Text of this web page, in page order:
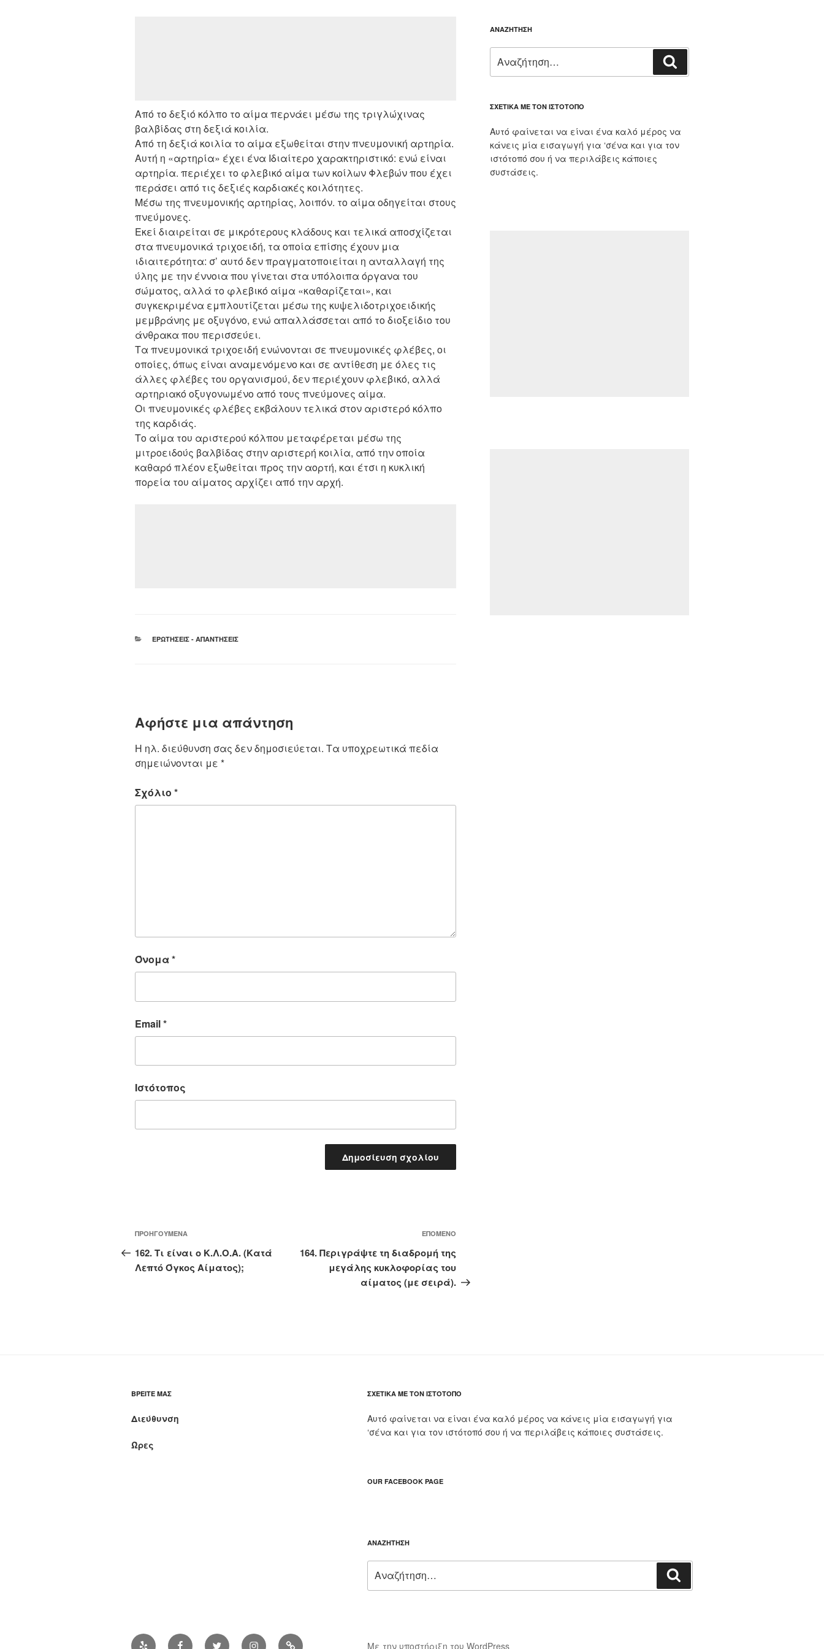
Από το δεξιό κόλπο το αίμα περνάει μέσω της τριγλώχινας
βαλβίδας στη δεξιά κοιλία.
Από τη δεξιά κοιλία το αίμα εξωθείται στην πνευμονική αρτηρία.
Αυτή η «αρτηρία» έχει ένα Ιδιαίτερο χαρακτηριστικό: ενώ είναι
αρτηρία. περιέχει το φλεβικό αίμα των κοίλων Φλεβών που έχει
περάσει από τις δεξιές καρδιακές κοιλότητες.
Μέσω της πνευμονικής αρτηρίας, λοιπόν. το αίμα οδηγείται στους
πνεύμονες.
Εκεί διαιρείται σε μικρότερους κλάδους και τελικά αποσχίζεται
στα πνευμονικά τριχοειδή, τα οποία επίσης έχουν μια
ιδιαιτερότητα: σ’ αυτό δεν πραγματοποιείται η ανταλλαγή της
ύλης με την έννοια που γίνεται στα υπόλοιπα όργανα του
σώματος, αλλά το φλεβικό αίμα «καθαρίζεται», και
συγκεκριμένα εμπλουτίζεται μέσω της κυψελιδοτριχοειδικής
μεμβράνης με οξυγόνο, ενώ απαλλάσσεται από το διοξείδιο του
άνθρακα που περισσεύει.
Τα πνευμονικά τριχοειδή ενώνονται σε πνευμονικές φλέβες, οι
οποίες, όπως είναι αναμενόμενο και σε αντίθεση με όλες τις
άλλες φλέβες του οργανισμού, δεν περιέχουν φλεβικό, αλλά
αρτηριακό οξυγονωμένο από τους πνεύμονες αίμα.
Οι πνευμονικές φλέβες εκβάλουν τελικά στον αριστερό κόλπο
της καρδιάς.
Το αίμα του αριστερού κόλπου μεταφέρεται μέσω της
μιτροειδούς βαλβίδας στην αριστερή κοιλία, από την οποία
καθαρό πλέον εξωθείται προς την αορτή, και έτσι η κυκλική
πορεία του αίματος αρχίζει από την αρχή.
ΚΑΤΗΓΟΡΊΕΣ
ΕΡΩΤΉΣΕΙΣ - ΑΠΑΝΤΉΣΕΙΣ
Αφήστε μια απάντηση
Η ηλ. διεύθυνση σας δεν δημοσιεύεται. Τα υποχρεωτικά πεδία
σημειώνονται με *
Σχόλιο *
Όνομα*
Email*
Ιστότοπος
Πλοήγηση
άρθρων
Προηγούμενο
άρθρο
ΠΡΟΗΓΟΎΜΕΝΑ
162. Τι είναι ο Κ.Λ.Ο.Α. (Κατά
Λεπτό Όγκος Αίματος);
ΕΠΌΜΕΝΟ
164. Περιγράψτε τη διαδρομή της
μεγάλης κυκλοφορίας του
αίματος (με σειρά).
ΑΝΑΖΉΤΗΣΗ
για:
ΣΧΕΤΙΚΆ ΜΕ ΤΟΝ ΙΣΤΌΤΟΠΟ
Αυτό φαίνεται να είναι ένα καλό μέρος να
κάνεις μία εισαγωγή για ‘σένα και για τον
ιστότοπό σου ή να περιλάβεις κάποιες
συστάσεις.
ΒΡΕΊΤΕ ΜΑΣ
Διεύθυνση
Ώρες
ΣΧΕΤΙΚΆ ΜΕ ΤΟΝ ΙΣΤΌΤΟΠΟ
Αυτό φαίνεται να είναι ένα καλό μέρος να κάνεις μία εισαγωγή για
‘σένα και για τον ιστότοπό σου ή να περιλάβεις κάποιες συστάσεις.
OUR FACEBOOK PAGE
ΑΝΑΖΉΤΗΣΗ
για:
Yelp FacebookTwitter InstagramΔιεύθυνση
Με την υποστήριξη του WordPress